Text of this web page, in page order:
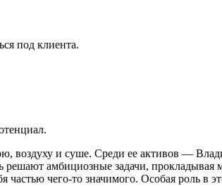
под клиента.
воздуху и суше. Среди ее активов —
амбициозные задачи, прокладывая
частью чего-то значимого. Особая роль в